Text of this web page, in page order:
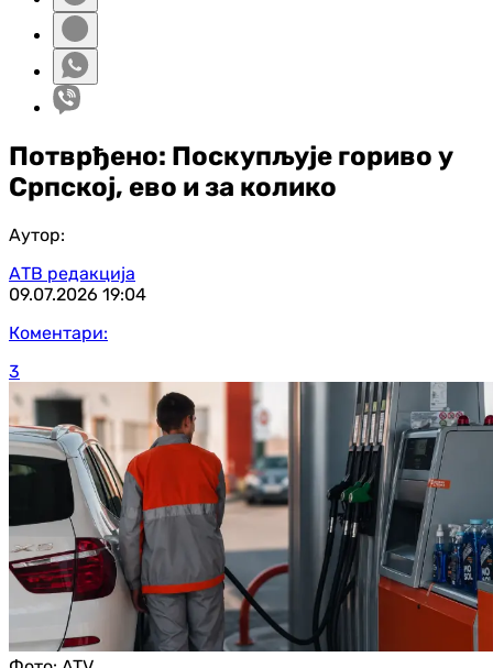
Потврђено: Поскупљује гориво у
Српској, ево и за колико
Аутор:
АТВ редакција
09.07.2026 19:04
Коментари:
3